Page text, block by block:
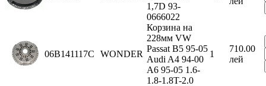
1,7D 93-
0666022
06B141117C WONDER
Корзина на
228мм VW
Passat B5 95-05
Audi A4 94-00
A6 95-05 1.6-
1.8-1.8T-2.0
1
710.00
лей